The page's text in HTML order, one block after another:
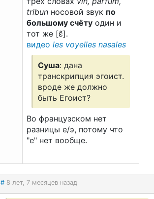
tribun носовой звук по
большому счёту один и
тот же [ɛ̃].
видео les voyelles nasales
Суша: дана
транскрипция эгоист.
вроде же должно
быть Егоист?
Во французском нет
разницы е/э, потому что
"е" нет вообще.
# 8 лет, 7 месяцев назад